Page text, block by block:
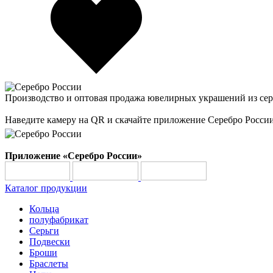
Производство и оптовая продажа ювелирных украшений из
Наведите камеру на QR и скачайте приложение Серебро
Приложение «Серебро России»
Каталог продукции
Кольца
полуфабрикат
Серьги
Подвески
Броши
Браслеты